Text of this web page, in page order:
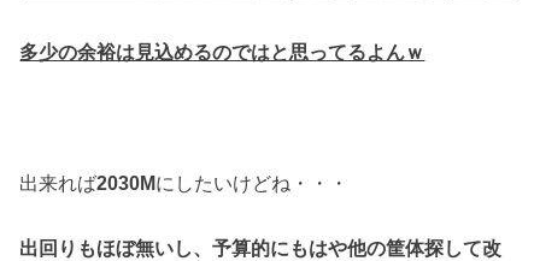
多少の余裕は見込めるのではと思ってるよんｗ
出来れば2030Mにしたいけどね・・・
出回りもほぼ無いし、予算的にもはや他の筐体探して改